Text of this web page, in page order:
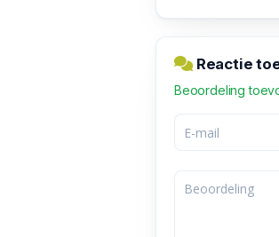
Reactie
Beoordeling